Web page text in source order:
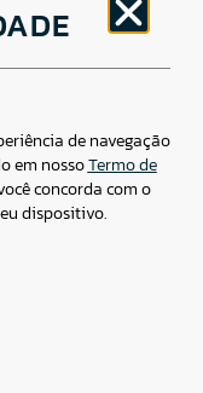
oAndar Jardim
914
de navegação
em nossoTermo de
concorda com o
dispositivo.